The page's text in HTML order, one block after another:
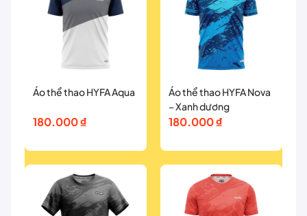
Áo thể thao HYFA Aqua
180.000₫
Áo thể thao HYFA Nova
– Xanh dương
180.000₫